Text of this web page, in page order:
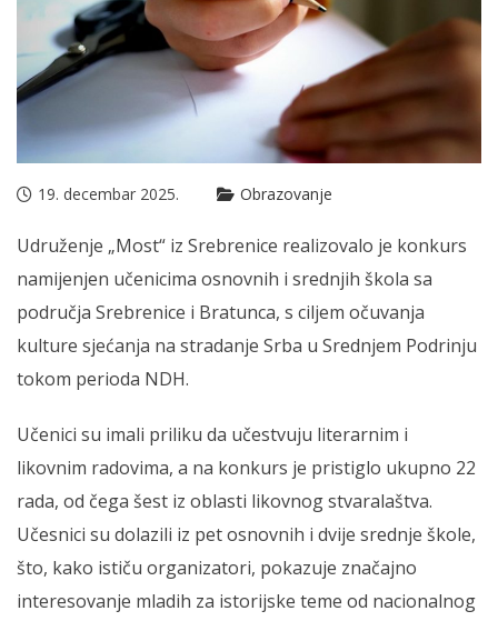
19. decembar 2025. Obrazovanje
Udruženje „Most“ iz Srebrenice realizovalo je konkurs
namijenjen učenicima osnovnih i srednjih škola sa
područja Srebrenice i Bratunca, s ciljem očuvanja
kulture sjećanja na stradanje Srba u Srednjem Podrinju
tokom perioda NDH.
Učenici su imali priliku da učestvuju literarnim i
likovnim radovima, a na konkurs je pristiglo ukupno 22
rada, od čega šest iz oblasti likovnog stvaralaštva.
Učesnici su dolazili iz pet osnovnih i dvije srednje škole,
što, kako ističu organizatori, pokazuje značajno
interesovanje mladih za istorijske teme od nacionalnog